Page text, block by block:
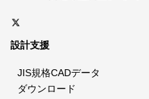
設計支援
JIS規格CADデータ
ダウンロード